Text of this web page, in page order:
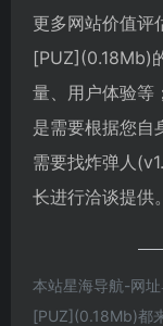
更多网站价值评
[PUZ](0.18Mb)
量、用户体验等
是需要根据您自
需要找炸弹人
长进行洽谈提供
本站星海导航-网
[PUZ](0.18Mb)都